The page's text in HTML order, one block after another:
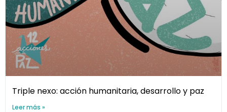
Triple nexo: acción humanitaria, desarrollo y paz
Leer más »